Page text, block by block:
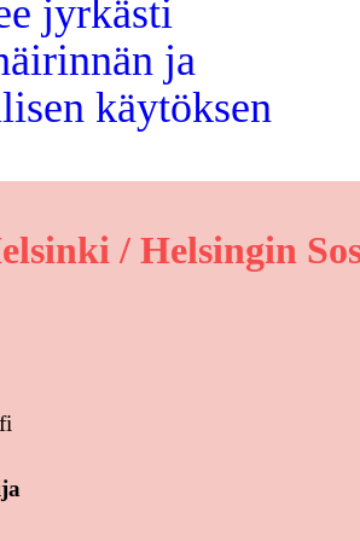
jyrkästi
ja
käytöksen
/ Helsingin